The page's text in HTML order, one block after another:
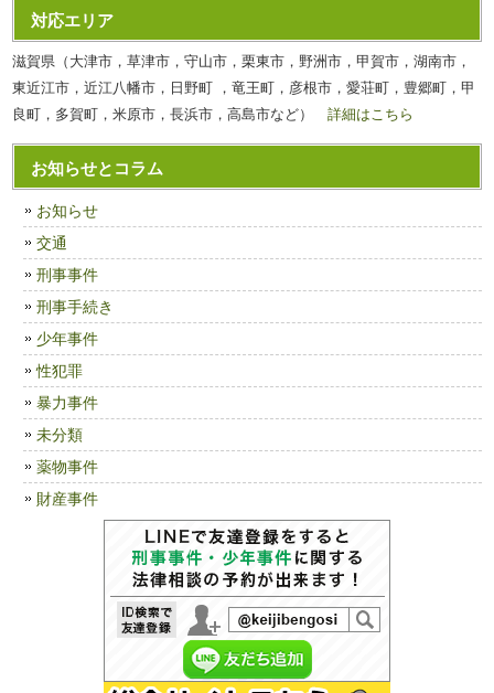
対応エリア
滋賀県（大津市，草津市，守山市，栗東市，野洲市，甲賀市，湖南市，
東近江市，近江八幡市，日野町 ，竜王町，彦根市，愛荘町，豊郷町，甲
良町，多賀町，米原市，長浜市，高島市など）詳細はこちら
お知らせとコラム
お知らせ
交通
刑事事件
刑事手続き
少年事件
性犯罪
暴力事件
未分類
薬物事件
財産事件